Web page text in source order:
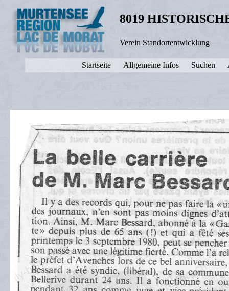
8019
Verein Standortentwicklung
Startseite Allgemeine Infos Suchen